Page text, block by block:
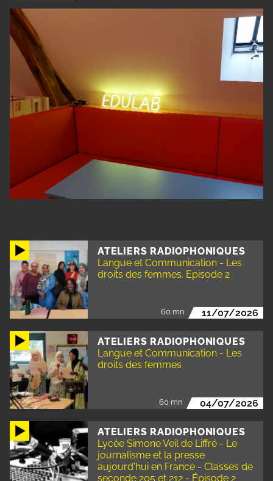
ATELIERS RADIOPHONIQUES
Langue et Communication - Les
droits des femmes. Episode 2
60 mn 11/07/2026
ATELIERS RADIOPHONIQUES
Langue et Communication - Les
droits des femmes
60 mn 04/07/2026
ATELIERS RADIOPHONIQUES
Lycée Simone Veil de Liffré - Le
journalisme et la presse
aujourd'hui en France - Classes de
seconde 205 et 212 - Épisode 2